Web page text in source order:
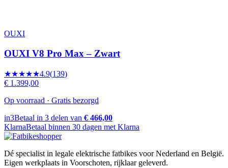
OUXI
OUXI V8 Pro Max – Zwart
★★★★★4.9(139)
€ 1.399,00
Op voorraad · Gratis bezorgd
in3Betaal in 3 delen van € 466,00
KlarnaBetaal binnen 30 dagen met Klarna
Dé specialist in legale elektrische fatbikes voor Nederland en België.
Eigen werkplaats in Voorschoten, rijklaar geleverd.